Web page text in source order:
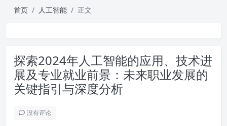
首页 人工智能 正文
探索2024年人工智能的应用、技术进
展及专业就业前景：未来职业发展的
关键指引与深度分析
没有评论